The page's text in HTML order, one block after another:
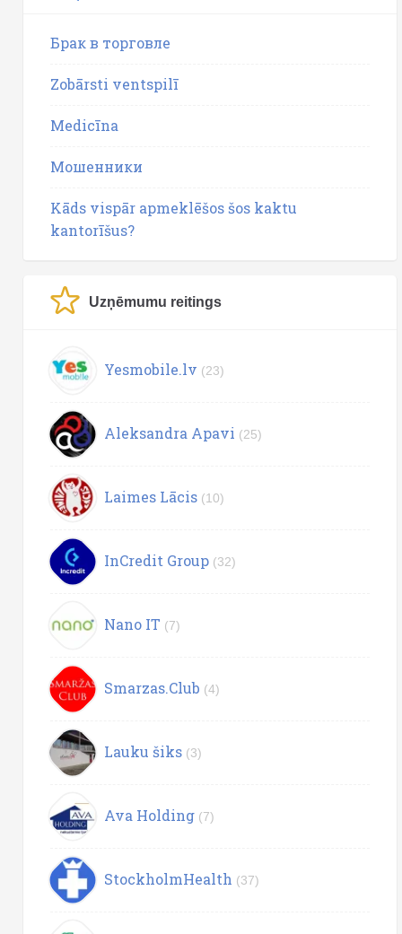
Брак в торговле
Zobārsti ventspilī
Medicīna
Мошенники
Kāds vispār apmeklēšos šos kaktu
kantorīšus?
Uzņēmumu reitings
Yesmobile.lv (23)
Aleksandra Apavi (25)
Laimes Lācis (10)
InCredit Group (32)
Nano IT (7)
Smarzas.Club (4)
Lauku šiks (3)
Ava Holding (7)
StockholmHealth (37)